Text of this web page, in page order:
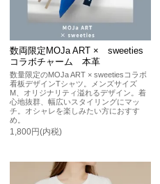
数両限定MOJa ART × sweeties
コラボチャーム 本革
数量限定のMOJa ART × sweetiesコラボ
看板デザインTシャツ。メンズサイズ
M、オリジナリティ溢れるデザイン。着
心地抜群、幅広いスタイリングにマッ
チ。オシャレを楽しみたい方におすす
め。
1,800円(内税)